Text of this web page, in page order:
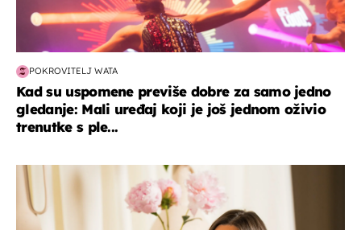
POKROVITELJ WATA
Kad su uspomene previše dobre za samo jedno
gledanje: Mali uređaj koji je još jednom oživio
trenutke s ple...
moda & ljepota